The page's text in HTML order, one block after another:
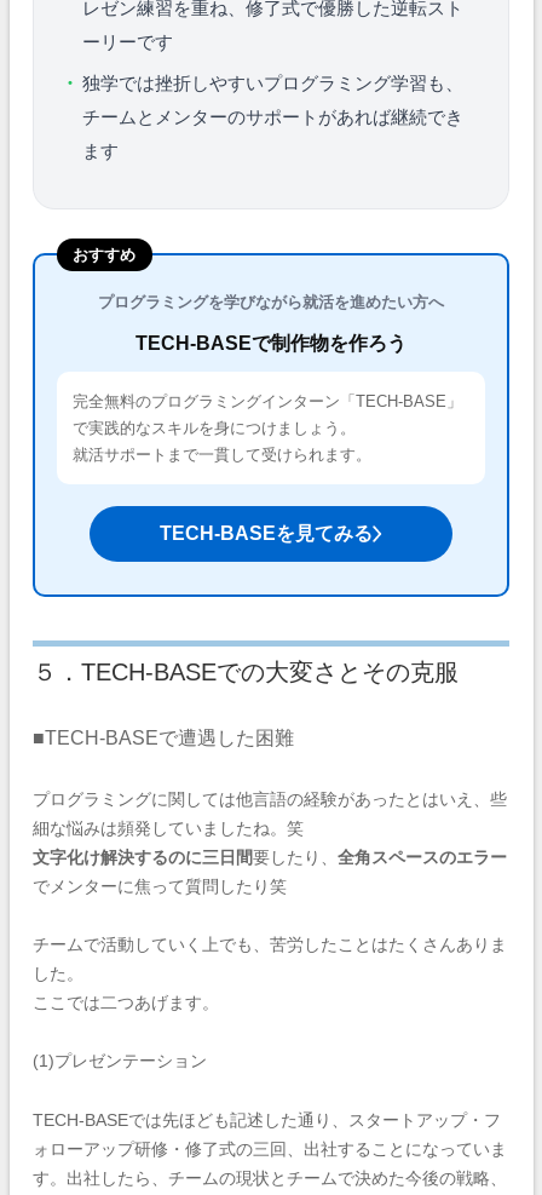
レゼン練習を重ね、修了式で優勝した逆転スト
ーリーです
独学では挫折しやすいプログラミング学習も、
チームとメンターのサポートがあれば継続でき
ます
おすすめ
プログラミングを学びながら就活を進めたい方へ
TECH-BASEで制作物を作ろう
完全無料のプログラミングインターン「TECH-BASE」
で実践的なスキルを身につけましょう。
就活サポートまで一貫して受けられます。
TECH-BASEを見てみる
５．TECH-BASEでの大変さとその克服
■TECH-BASEで遭遇した困難
プログラミングに関しては他言語の経験があったとはいえ、些
細な悩みは頻発していましたね。笑
文字化け解決するのに三日間要したり、 全角スペースのエラー
でメンターに焦って質問したり笑
チームで活動していく上でも、苦労したことはたくさんありま
した。
ここでは二つあげます。
(1)プレゼンテーション
TECH-BASEでは先ほども記述した通り、スタートアップ・フ
ォローアップ研修・修了式の三回、出社することになっていま
す。出社したら、チームの現状とチームで決めた今後の戦略、